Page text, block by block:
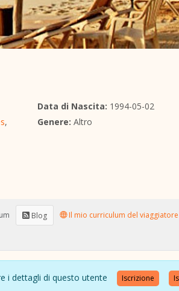
,
Data di Nascita: 1994-05-02
Genere: Altro
Blog
Il mio curriculum del viaggiatore
i dettagli di questo utente Iscrizione